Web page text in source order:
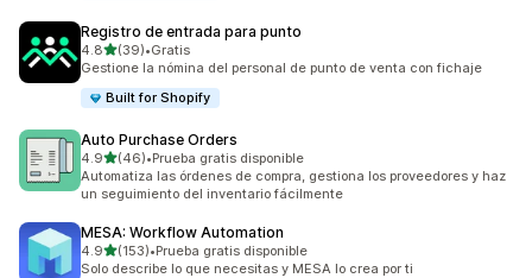
Registro de entrada para punto
4.8de 5 estrellas
(39)
39 reseñas en total
•Gratis
Gestione la nómina del personal de punto de venta con fichaje
Built for Shopify
Auto Purchase Orders
4.9de 5 estrellas
(46)
46 reseñas en total
•Prueba gratis disponible
Automatiza las órdenes de compra, gestiona los proveedores y haz
un seguimiento del inventario fácilmente
MESA: Workflow Automation
4.9de 5 estrellas
(153)
153 reseñas en total
•Prueba gratis disponible
Solo describe lo que necesitas y MESA lo crea por ti